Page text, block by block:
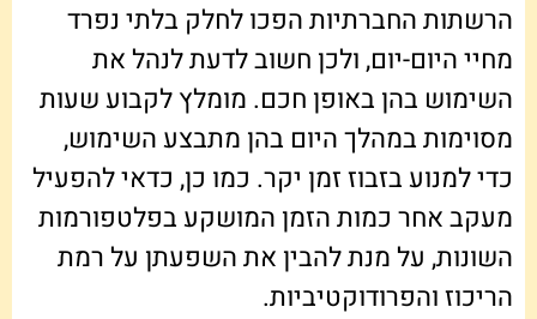
הרשתות החברתיות הפכו לחלק בלתי נפרד
מחיי היום-יום, ולכן חשוב לדעת לנהל את
השימוש בהן באופן חכם. מומלץ לקבוע שעות
מסוימות במהלך היום בהן מתבצע השימוש,
כדי למנוע בזבוז זמן יקר. כמו כן, כדאי להפעיל
מעקב אחר כמות הזמן המושקע בפלטפורמות
השונות, על מנת להבין את השפעתן על רמת
הריכוז והפרודוקטיביות.